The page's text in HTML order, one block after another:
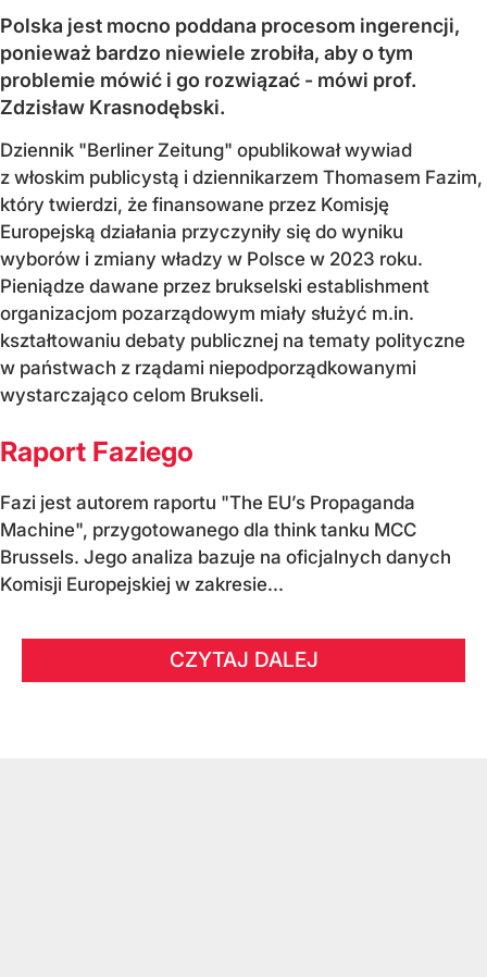
Polska jest mocno poddana procesom ingerencji,
ponieważ bardzo niewiele zrobiła, aby o tym
problemie mówić i go rozwiązać - mówi prof.
Zdzisław Krasnodębski.
Dziennik "Berliner Zeitung" opublikował wywiad
z włoskim publicystą i dziennikarzem Thomasem Fazim,
który twierdzi, że finansowane przez Komisję
Europejską działania przyczyniły się do wyniku
wyborów i zmiany władzy w Polsce w 2023 roku.
Pieniądze dawane przez brukselski establishment
organizacjom pozarządowym miały służyć m.in.
kształtowaniu debaty publicznej na tematy polityczne
w państwach z rządami niepodporządkowanymi
wystarczająco celom Brukseli.
Raport Faziego
Fazi jest autorem raportu "The EU’s Propaganda
Machine", przygotowanego dla think tanku MCC
Brussels. Jego analiza bazuje na oficjalnych danych
Komisji Europejskiej w zakresie...
CZYTAJ DALEJ